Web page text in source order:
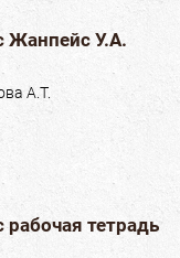
Жанпейс У.А.
А.Т.
тетрадь